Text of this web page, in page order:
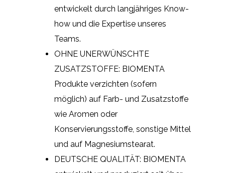
entwickelt durch langjähriges Know-
how und die Expertise unseres
Teams.
OHNE UNERWÜNSCHTE
ZUSATZSTOFFE: BIOMENTA
Produkte verzichten (sofern
möglich) auf Farb- und Zusatzstoffe
wie Aromen oder
Konservierungsstoffe, sonstige Mittel
und auf Magnesiumstearat.
DEUTSCHE QUALITÄT: BIOMENTA